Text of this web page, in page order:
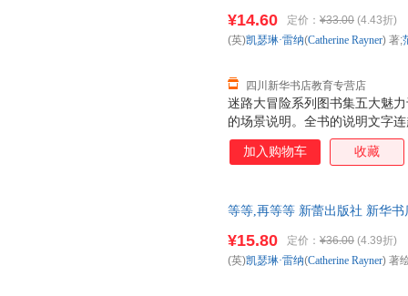
迷路大冒险系列图书集五大魅
的场景说明。全书的说明文字
跟着迷宫一起捉迷藏。 2. 每个
据箭头的指示和迷宫规则，找
很多知识谜题，由浅入深，目
幅图里的都会配有各种知识的
都附上了名称，可以让孩子们
¥14.60 定价： ¥33.00 (4.43折)
四川新华书店教育专营店
(英)凯瑟琳·雷纳(Catherine Rayner) 著;
加入购物车 收藏
等等,再等等 新蕾出版社 新华
¥15.80 定价： ¥36.00 (4.39折)
(英)凯瑟琳·雷纳(Catherine Rayner) 著